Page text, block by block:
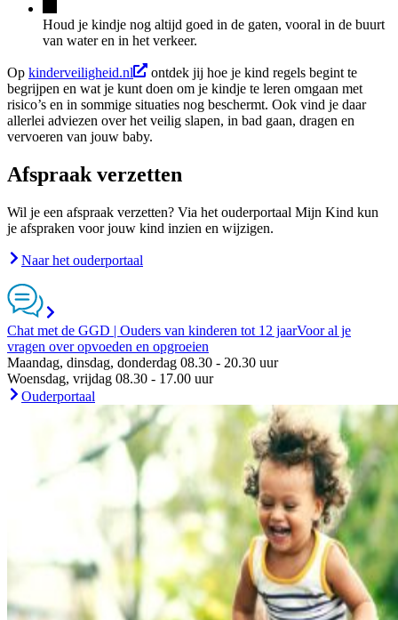
Houd je kindje nog altijd goed in de gaten, vooral in de buurt
van water en in het verkeer.
Op kinderveiligheid.nl
ontdek jij hoe je kind regels begint te
begrijpen en wat je kunt doen om je kindje te leren omgaan met
risico’s en in sommige situaties nog beschermt. Ook vind je daar
allerlei adviezen over het veilig slapen, in bad gaan, dragen en
vervoeren van jouw baby.
Afspraak verzetten
Wil je een afspraak verzetten? Via het ouderportaal Mijn Kind kun
je afspraken voor jouw kind inzien en wijzigen.
Naar het ouderportaal
Chat met de GGD | Ouders van kinderen tot 12 jaarVoor al je
vragen over opvoeden en opgroeien
Maandag, dinsdag, donderdag 08.30 - 20.30 uur
Woensdag, vrijdag 08.30 - 17.00 uur
Ouderportaal